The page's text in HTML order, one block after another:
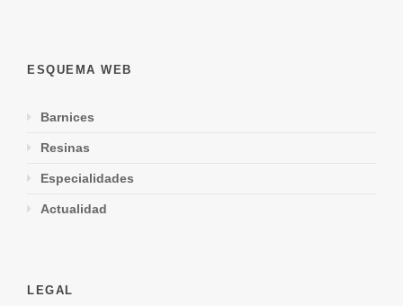
ESQUEMA WEB
Barnices
Resinas
Especialidades
Actualidad
LEGAL